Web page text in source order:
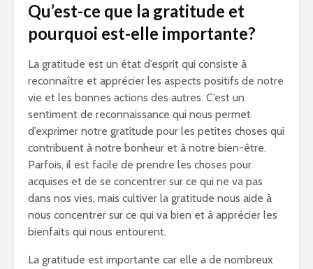
Qu’est-ce que la gratitude et
pourquoi est-elle importante?
La gratitude est un état d’esprit qui consiste à
reconnaître et apprécier les aspects positifs de notre
vie et les bonnes actions des autres. C’est un
sentiment de reconnaissance qui nous permet
d’exprimer notre gratitude pour les petites choses qui
contribuent à notre bonheur et à notre bien-être.
Parfois, il est facile de prendre les choses pour
acquises et de se concentrer sur ce qui ne va pas
dans nos vies, mais cultiver la gratitude nous aide à
nous concentrer sur ce qui va bien et à apprécier les
bienfaits qui nous entourent.
La gratitude est importante car elle a de nombreux